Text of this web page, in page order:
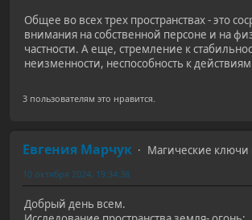
Общее во всех трех пространствах - это
внимания на собственной персоне и на
частности. А еще, стремление к
неизменности, неспособность к
3 пользователям это нравится.
Евгения Марчук
Магические ключи
10 октября 2024, 19:34:38
Добрый день всем.